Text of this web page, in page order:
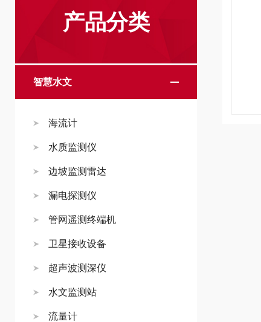
产品分类
智慧水文
海流计
水质监测仪
边坡监测雷达
漏电探测仪
管网遥测终端机
卫星接收设备
超声波测深仪
水文监测站
流量计